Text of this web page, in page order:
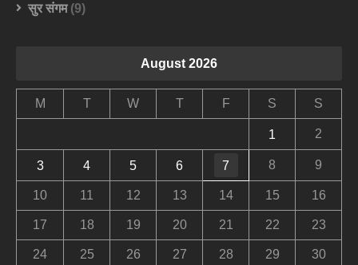
सुर संगम(9)
August 2026
M T W T F S S
1 2
3 4 5 6 7 8 9
10 11 12 13 14 15 16
17 18 19 20 21 22 23
24 25 26 27 28 29 30